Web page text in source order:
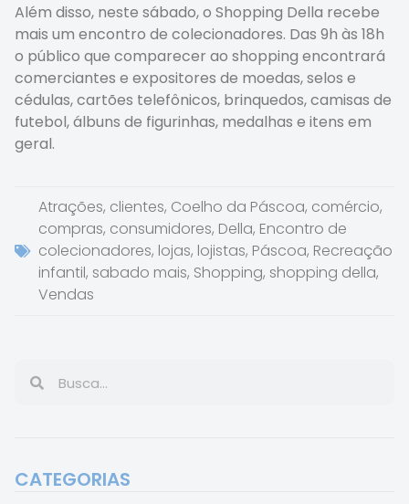
Além disso, neste sábado, o Shopping Della recebe
mais um encontro de colecionadores. Das 9h às 18h
o público que comparecer ao shopping encontrará
comerciantes e expositores de moedas, selos e
cédulas, cartões telefônicos, brinquedos, camisas de
futebol, álbuns de figurinhas, medalhas e itens em
geral.
Atrações, clientes, Coelho da Páscoa, comércio,
compras, consumidores, Della, Encontro de
colecionadores, lojas, lojistas, Páscoa, Recreação
infantil, sabado mais, Shopping, shopping della,
Vendas
CATEGORIAS